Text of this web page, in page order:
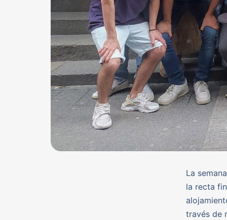
La
la recta
través de